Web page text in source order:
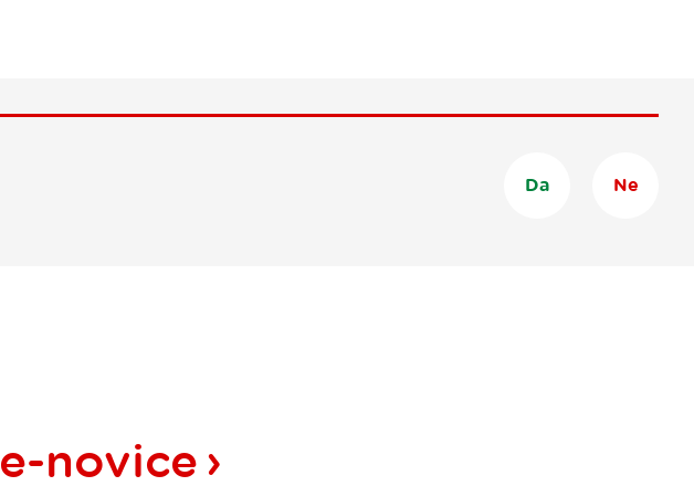
Da Ne
e-novice